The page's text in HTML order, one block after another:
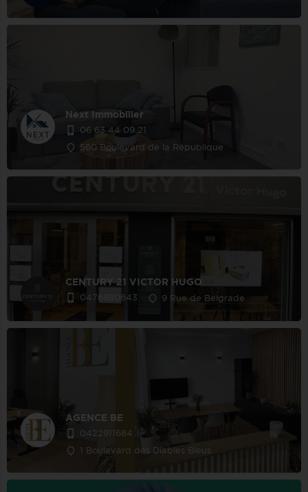
Next Immobilier
06 63 44 09 21
560 Boulevard de la République
CENTURY 21 VICTOR HUGO
0476880643 9 Rue de Belgrade
AGENCE BE
0422911684
1 Boulevard des Diables Bleus